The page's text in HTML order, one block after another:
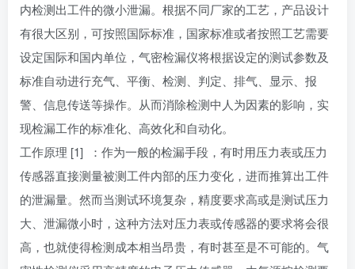
内检测出工件的微小泄漏。根据不同厂家的工艺，产品设计
有很大区别，可按照国际标准，国家标准或者按照工艺需要
设定国际和国内单位，气密检漏仪将根据设定的测试参数及
标准自动进行充气、平衡、检测、判定、排气、显示、报
警、信息传送等操作。从而消除检测中人为因素的影响，实
现检漏工作的标准化、高效化和自动化。
工作原理 [1] ：作为一般的检漏手段，有时用压力表或压力
传感器直接测量被测工件内部的压力变化，进而推算出工件
的泄漏量。然而当测试环境复杂，精度要求高或是测试压力
大、泄漏微小时，这种方法对压力表或传感器的要求将会很
高，也就使得检测成本相当昂贵，有时甚至是不可能的。气